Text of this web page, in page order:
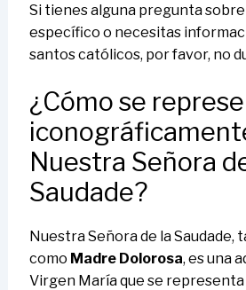
Si tienes alguna pregunta
específico o necesitas
santos católicos, por favor, no
¿Cómo se
Nuestra Señora
Saudade?
Nuestra Señora de la Saudade,
como Madre Dolorosa, es una
Virgen María que se